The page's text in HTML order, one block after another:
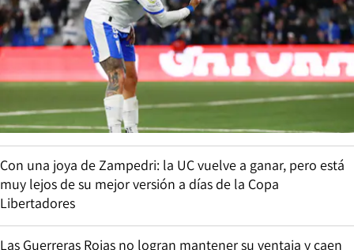
Con una joya de Zampedri: la UC vuelve a ganar, pero está
muy lejos de su mejor versión a días de la Copa
Libertadores
Las Guerreras Rojas no logran mantener su ventaja y caen